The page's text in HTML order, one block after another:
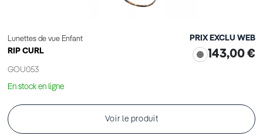
Lunettes de vue Enfant
RIP CURL
GOU053
PRIX EXCLU WEB
143,00 €
En stock en ligne
Voir le produit